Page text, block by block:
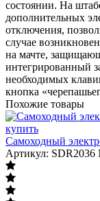
состоянии. На
дополнительных
отключения,
случае
на мачте,
интегрированный
необходимых
кнопка
Похожие товары
Самоходный
Артикул: SDR2036